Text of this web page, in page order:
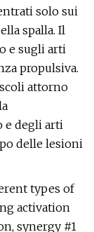
solo sui
spalla. Il
e sugli arti
propulsiva.
attorno
e degli arti
delle lesioni
types of
activation
synergy #1